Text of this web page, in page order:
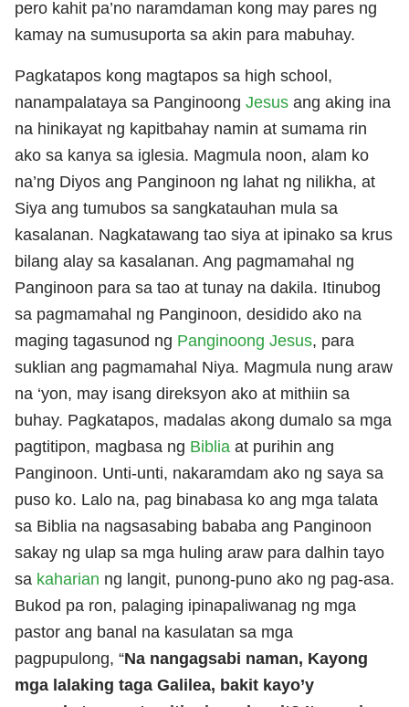
pero kahit pa’no naramdaman kong may pares ng
kamay na sumusuporta sa akin para mabuhay.
Pagkatapos kong magtapos sa high school,
nanampalataya sa Panginoong Jesus ang aking ina
na hinikayat ng kapitbahay namin at sumama rin
ako sa kanya sa iglesia. Magmula noon, alam ko
na’ng Diyos ang Panginoon ng lahat ng nilikha, at
Siya ang tumubos sa sangkatauhan mula sa
kasalanan. Nagkatawang tao siya at ipinako sa krus
bilang alay sa kasalanan. Ang pagmamahal ng
Panginoon para sa tao at tunay na dakila. Itinubog
sa pagmamahal ng Panginoon, desidido ako na
maging tagasunod ng Panginoong Jesus, para
suklian ang pagmamahal Niya. Magmula nung araw
na ‘yon, may isang direksyon ako at mithiin sa
buhay. Pagkatapos, madalas akong dumalo sa mga
pagtitipon, magbasa ng Biblia at purihin ang
Panginoon. Unti-unti, nakaramdam ako ng saya sa
puso ko. Lalo na, pag binabasa ko ang mga talata
sa Biblia na nagsasabing bababa ang Panginoon
sakay ng ulap sa mga huling araw para dalhin tayo
sa kaharian ng langit, punong-puno ako ng pag-asa.
Bukod pa ron, palaging ipinapaliwanag ng mga
pastor ang banal na kasulatan sa mga
pagpupulong, “Na nangagsabi naman, Kayong
mga lalaking taga Galilea, bakit kayo’y